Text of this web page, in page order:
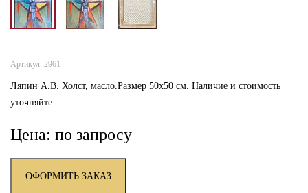
Артикул: 2961
Ляпин А.В. Холст, масло.Размер 50х50 см. Наличие и стоимость
уточняйте.
Цена: по запросу
ОФОРМИТЬ ЗАКАЗ